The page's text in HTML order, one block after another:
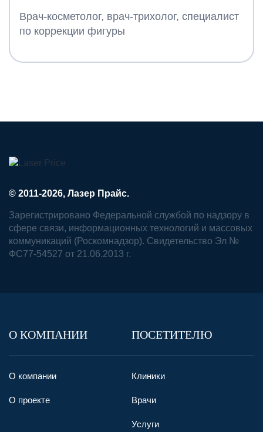
Врач-косметолог, врач-трихолог, специалист
по коррекции фигуры
© 2011-2026, Лазер Прайс.
Зарегистрировано Федеральной службой по надзору в
сфере связи, информационных технологий и массовых
коммуникаций (Роскомнадзор). Свидетельство Эл №
ФС77-54527 от 21.06.2013 г.
О КОМПАНИИ
О компании
О проекте
ПОСЕТИТЕЛЮ
Клиники
Врачи
Услуги